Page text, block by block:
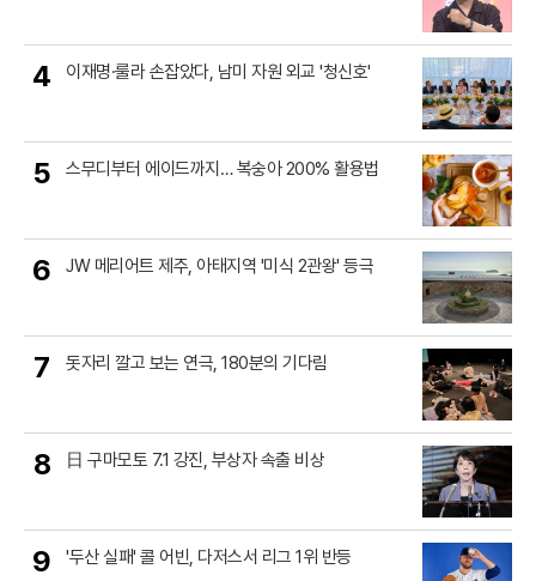
4 이재명·룰라 손잡았다, 남미 자원 외교 '청신호'
5 스무디부터 에이드까지… 복숭아 200% 활용법
6 JW 메리어트 제주, 아태지역 '미식 2관왕' 등극
7 돗자리 깔고 보는 연극, 180분의 기다림
8 日 구마모토 7.1 강진, 부상자 속출 비상
9 '두산 실패' 콜 어빈, 다저스서 리그 1위 반등